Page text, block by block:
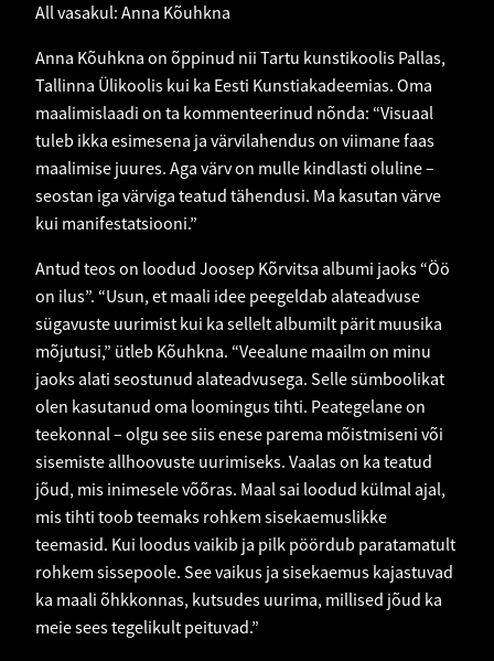
All vasakul: Anna Kõuhkna
Anna Kõuhkna on õppinud nii Tartu kunstikoolis Pallas,
Tallinna Ülikoolis kui ka Eesti Kunstiakadeemias. Oma
maalimislaadi on ta kommenteerinud nõnda: “Visuaal
tuleb ikka esimesena ja värvilahendus on viimane faas
maalimise juures. Aga värv on mulle kindlasti oluline –
seostan iga värviga teatud tähendusi. Ma kasutan värve
kui manifestatsiooni.”
Antud teos on loodud Joosep Kõrvitsa albumi jaoks “Öö
on ilus”. “Usun, et maali idee peegeldab alateadvuse
sügavuste uurimist kui ka sellelt albumilt pärit muusika
mõjutusi,” ütleb Kõuhkna. “Veealune maailm on minu
jaoks alati seostunud alateadvusega. Selle sümboolikat
olen kasutanud oma loomingus tihti. Peategelane on
teekonnal – olgu see siis enese parema mõistmiseni või
sisemiste allhoovuste uurimiseks. Vaalas on ka teatud
jõud, mis inimesele võõras. Maal sai loodud külmal ajal,
mis tihti toob teemaks rohkem sisekaemuslikke
teemasid. Kui loodus vaikib ja pilk pöördub paratamatult
rohkem sissepoole. See vaikus ja sisekaemus kajastuvad
ka maali õhkkonnas, kutsudes uurima, millised jõud ka
meie sees tegelikult peituvad.”